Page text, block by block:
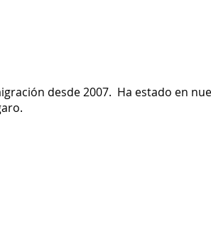
desde 2007. Ha estado en